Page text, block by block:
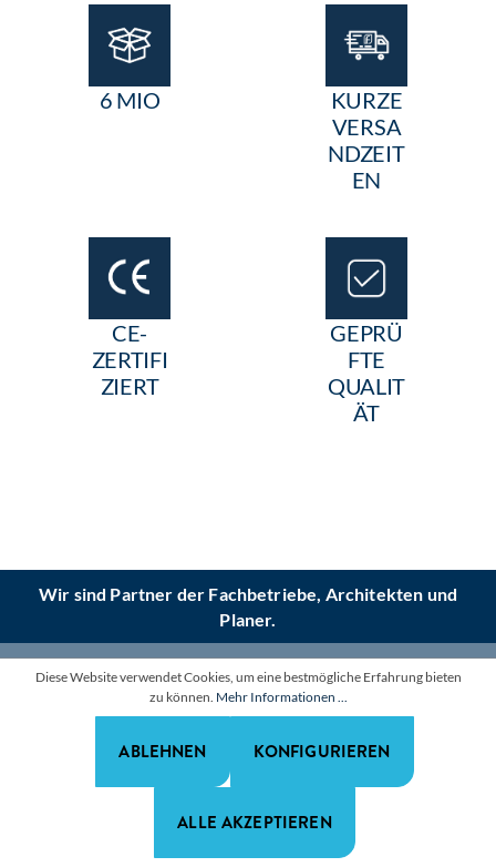
6 MIO
KURZE
VERSA
NDZEIT
EN
CE-
ZERTIFI
ZIERT
GEPRÜ
FTE
QUALIT
ÄT
Wir sind Partner der Fachbetriebe, Architekten und
Planer.
Informationen
Newsletter abonnieren
Diese Website verwendet Cookies, um eine bestmögliche Erfahrung bieten
zu können. Mehr Informationen ...
ABLEHNEN KONFIGURIEREN
ALLE AKZEPTIEREN